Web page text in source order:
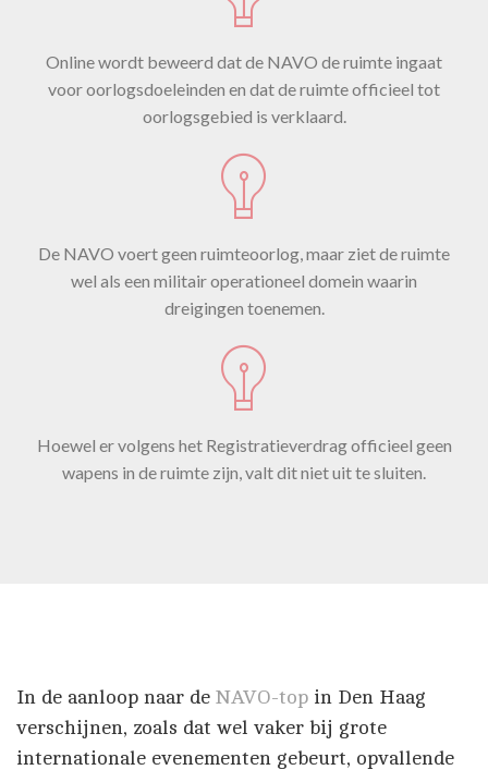
Online wordt beweerd dat de NAVO de ruimte ingaat
voor oorlogsdoeleinden en dat de ruimte officieel tot
oorlogsgebied is verklaard.
De NAVO voert geen ruimteoorlog, maar ziet de ruimte
wel als een militair operationeel domein waarin
dreigingen toenemen.
Hoewel er volgens het Registratieverdrag officieel geen
wapens in de ruimte zijn, valt dit niet uit te sluiten.
In de aanloop naar de NAVO-top in Den Haag
verschijnen, zoals dat wel vaker bij grote
internationale evenementen gebeurt, opvallende